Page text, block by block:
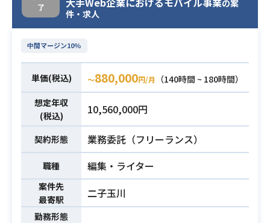
・過去のAzureプロジェクト実績およ
び成功事例の提供
する方
・スケーラビリティと柔軟性を考慮
した上で設計構築ができる方
業務内容
【業務内容】
・KVをサイネージ用に分解し映像化
・各部署とのコミュニケーション
など、幅広く能動的に稼働頂きたい
です
必須スキル
・Photoshop/Illustratorの経験
・AfterEffectsの経験
・広告クリエイティブの経験
・レイアウトの設計ができる方（ア
ニメーションだけの方は難しい）
・UXや空間的に設計したい方（必要
了
の案
件・求人
中間マージン10%
単価(税込) 〜880,000円/月
（140時間 ~ 180時間）
想定年収
(税込)
10,560,000円
契約形態 業務委託（フリーランス）
職種 編集・ライター
案件先
最寄駅
二子玉川
勤務形態